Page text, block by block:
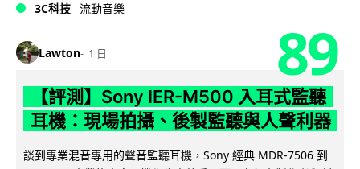
3C科技 流動音樂
Lawton 1 日 89
【評測】Sony IER-M500 入耳式監聽
耳機：現場拍攝、後製監聽與人聲利器
談到專業混音專用的聲音監聽耳機，Sony 經典 MDR-7506 到